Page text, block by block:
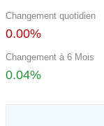
Changement quotidien
0.00%
Changement à 6 Mois
0.04%